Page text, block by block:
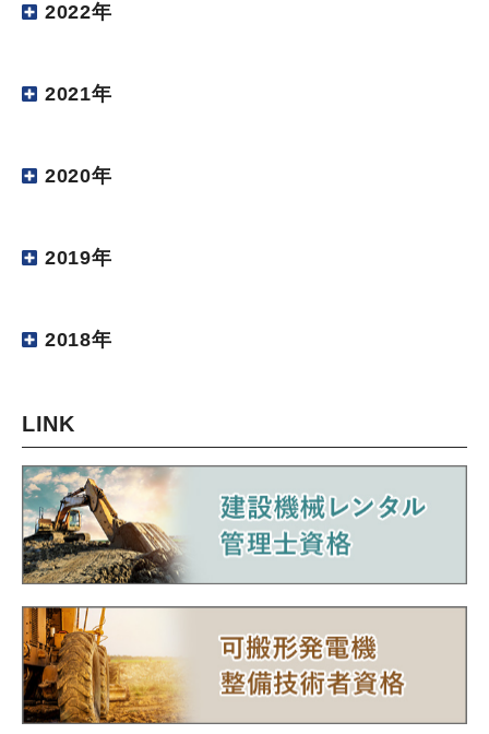
2022年
2021年
2020年
2019年
2018年
LINK